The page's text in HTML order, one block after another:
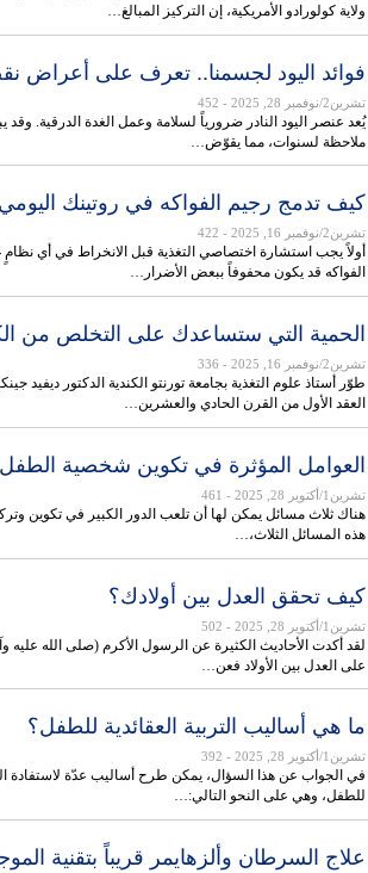
ولاية كولورادو الأمريكية، إن التركيز المبالغ…
فوائد اليود لجسمنا.. تعرف على أعراض
تشرين2/نوفمبر 28, 2025 - 452
يُعد عنصر اليود النادر ضرورياً لسلامة وعمل الغدة الدرقية.
ملاحظة لسنوات، مما يقوّض…
كيف تدمج رجيم الفواكه في روتينك
تشرين2/نوفمبر 16, 2025 - 422
أولاً يجب استشارة اختصاصي التغذية قبل الانخراط في أي نظامٍ
الفواكه قد يكون محفوفاً ببعض الأضرار…
الحمية التي ستساعدك على التخلص من
تشرين2/نوفمبر 16, 2025 - 336
طوّر أستاذ علوم التغذية بجامعة تورنتو الكندية الدكتور ديفيد
العقد الأول من القرن الحادي والعشرين…
العوامل المؤثرة في تكوين شخصية الطفل
تشرين1/أكتوير 28, 2025 - 461
هناك ثلاث مسائل يمكن لها أن تلعب الدور الكبير في تكوين
هذه المسائل الثلاث،…
كيف تحقق العدل بين أولادك؟
تشرين1/أكتوير 28, 2025 - 502
لقد أكدت الأحاديث الكثيرة عن الرسول الأكرم (صلى الله عليه
على العدل بين الأولاد فعن…
ما هي أساليب التربية العقائدية للطفل؟
تشرين1/أكتوير 28, 2025 - 392
في الجواب عن هذا السؤال، يمكن طرح أساليب عدّة لاستفادة
للطفل، وهي على النحو التالي:…
علاج السرطان وألزهايمر قريباً بتقنية